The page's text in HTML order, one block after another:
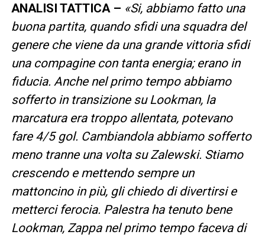
ANALISI TATTICA – «Si, abbiamo fatto una
buona partita, quando sfidi una squadra del
genere che viene da una grande vittoria sfidi
una compagine con tanta energia; erano in
fiducia. Anche nel primo tempo abbiamo
sofferto in transizione su Lookman, la
marcatura era troppo allentata, potevano
fare 4/5 gol. Cambiandola abbiamo sofferto
meno tranne una volta su Zalewski. Stiamo
crescendo e mettendo sempre un
mattoncino in più, gli chiedo di divertirsi e
metterci ferocia. Palestra ha tenuto bene
Lookman, Zappa nel primo tempo faceva di